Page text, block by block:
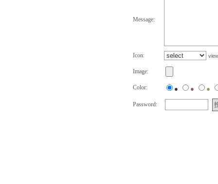
Message:
Icon:
Image:
Color: ● ● ●
Password: